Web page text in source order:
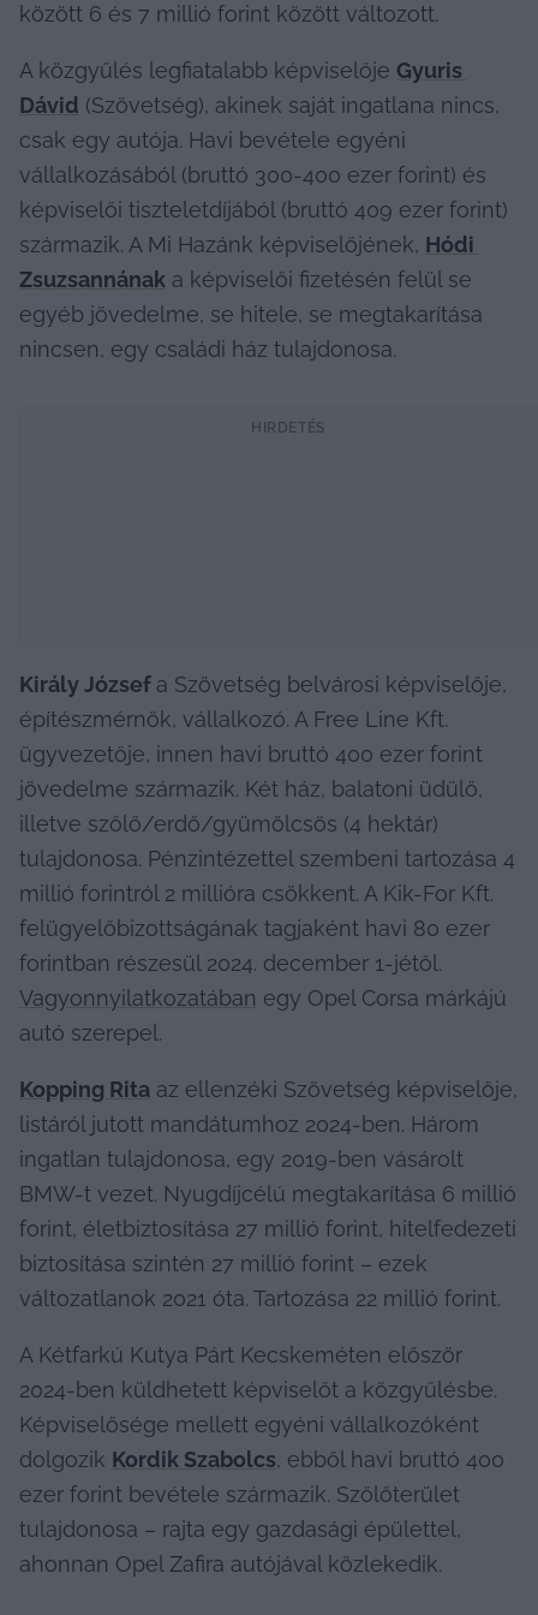
között 6 és 7 millió forint között változott.
A közgyűlés legfiatalabb képviselője Gyuris
Dávid (Szövetség), akinek saját ingatlana nincs,
csak egy autója. Havi bevétele egyéni
vállalkozásából (bruttó 300-400 ezer forint) és
képviselői tiszteletdíjából (bruttó 409 ezer forint)
származik. A Mi Hazánk képviselőjének, Hódi
Zsuzsannának a képviselői fizetésén felül se
egyéb jövedelme, se hitele, se megtakarítása
nincsen, egy családi ház tulajdonosa.
HIRDETÉS
Király József a Szövetség belvárosi képviselője,
építészmérnök, vállalkozó. A Free Line Kft.
ügyvezetője, innen havi bruttó 400 ezer forint
jövedelme származik. Két ház, balatoni üdülő,
illetve szőlő/erdő/gyümölcsös (4 hektár)
tulajdonosa. Pénzintézettel szembeni tartozása 4
millió forintról 2 millióra csökkent. A Kik-For Kft.
felügyelőbizottságának tagjaként havi 80 ezer
Vagyonnyilatkozatában egy Opel Corsa márkájú
autó szerepel.
Kopping Rita az ellenzéki Szövetség képviselője,
listáról jutott mandátumhoz 2024-ben. Három
ingatlan tulajdonosa, egy 2019-ben vásárolt
BMW-t vezet. Nyugdíjcélú megtakarítása 6 millió
forint, életbiztosítása 27 millió forint, hitelfedezeti
biztosítása szintén 27 millió forint – ezek
változatlanok 2021 óta. Tartozása 22 millió forint.
A Kétfarkú Kutya Párt Kecskeméten először
2024-ben küldhetett képviselőt a közgyűlésbe.
Képviselősége mellett egyéni vállalkozóként
dolgozik Kordik Szabolcs, ebből havi bruttó 400
ezer forint bevétele származik. Szőlőterület
tulajdonosa – rajta egy gazdasági épülettel,
ahonnan Opel Zafira autójával közlekedik.